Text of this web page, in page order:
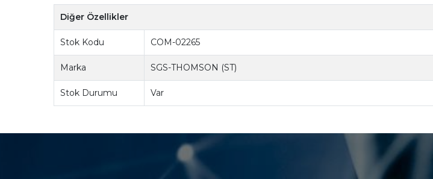
Diğer Özellikler
Stok Kodu COM-02265
Marka SGS-THOMSON (ST)
Stok Durumu Var